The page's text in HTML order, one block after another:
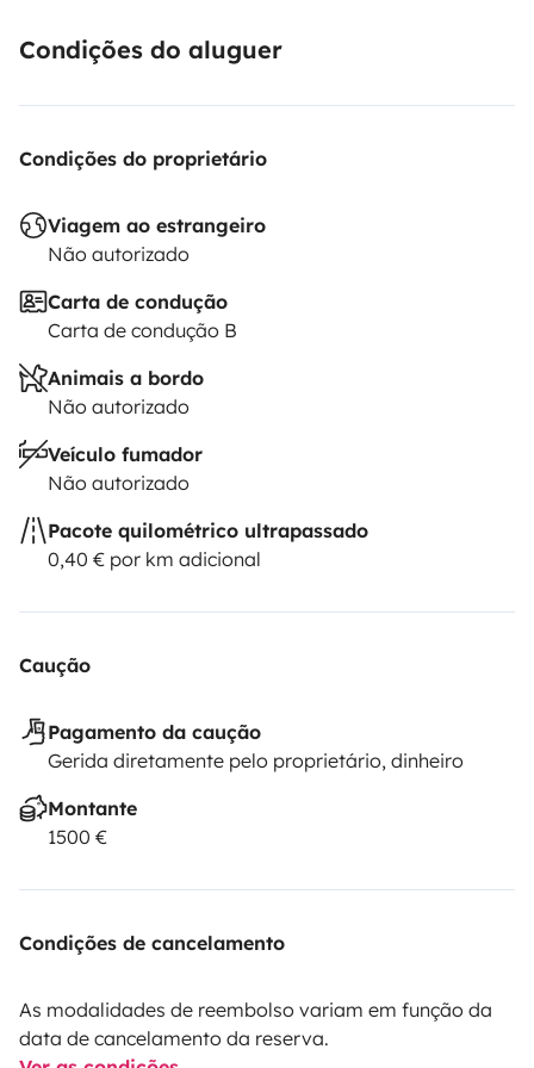
Condições do aluguer
Condições do proprietário
Viagem ao estrangeiro
Não autorizado
Carta de condução
Carta de condução B
Animais a bordo
Não autorizado
Veículo fumador
Não autorizado
Pacote quilométrico ultrapassado
0,40 € por km adicional
Caução
Pagamento da caução
Gerida diretamente pelo proprietário, dinheiro
Montante
1500 €
Condições de cancelamento
As modalidades de reembolso variam em função da
data de cancelamento da reserva.